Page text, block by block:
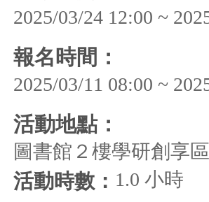
2025/03/24 12:00 ~
報名時間：
2025/03/11 08:00 ~
活動地點：
圖書館２樓學研創享區
活動時數： 1.0 小時